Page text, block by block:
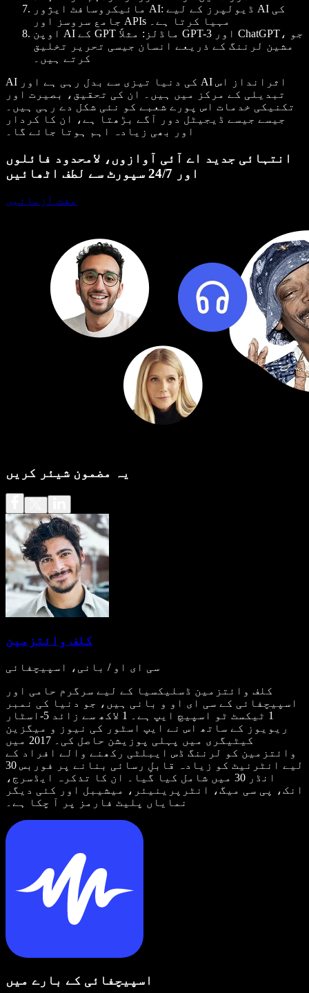
مائیکروسافٹ ایژور AI: ڈیولپرز کے لیے AI کی
جامع سروسز اور APIs مہیا کرتا ہے۔
اوپن AI کے GPT ماڈلز : مثلاً GPT-3 اور ChatGPT، جو
مشین لرننگ کے ذریعے انسان جیسی تحریر تخلیق
کرتے ہیں۔
AI کی دنیا تیزی سے بدل رہی ہے اور AI اثرانداز اس
تبدیلی کے مرکز میں ہیں۔ ان کی تحقیق، بصیرت اور
تکنیکی خدمات اس پورے شعبے کو نئی شکل دے رہی ہیں۔
جیسے جیسے ڈیجیٹل دور آگے بڑھتا ہے، ان کا کردار
اور بھی زیادہ اہم ہوتا جائے گا۔
انتہائی جدید اے آئی آوازوں، لامحدود فائلوں
اور 24/7 سپورٹ سے لطف اٹھائیں
مفت آزمائیں
یہ مضمون شیئر کریں
کلف وائتزمین
سی ای او / بانی، اسپیچفائی
کلف وائتزمین ڈسلیکسیا کے لیے سرگرم حامی اور
اسپیچفائی کے سی ای او و بانی ہیں، جو دنیا کی نمبر
1 ٹیکسٹ ٹو اسپیچ ایپ ہے۔ 1 لاکھ سے زائد 5-اسٹار
ریویوز کے ساتھ اس نے ایپ اسٹور کی نیوز و میگزین
کیٹیگری میں پہلی پوزیشن حاصل کی۔ 2017 میں
وائتزمین کو لرننگ ڈس ایبلٹی رکھنے والے افراد کے
لیے انٹرنیٹ کو زیادہ قابلِ رسائی بنانے پر فوربس 30
انڈر 30 میں شامل کیا گیا۔ ان کا تذکرہ ایڈسرج،
انک، پی سی میگ، انٹرپرینیئر، میشیبل اور کئی دیگر
نمایاں پلیٹ فارمز پر آ چکا ہے۔
اسپیچفائی کے بارے میں